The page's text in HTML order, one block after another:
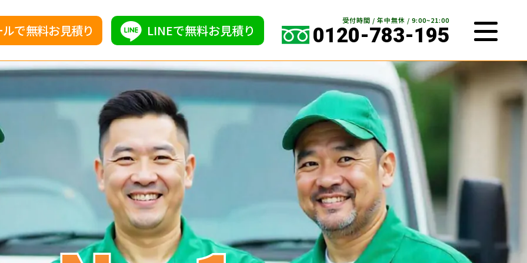
で無料お見積り LINEで無料お見積り
受付時間 / 年中無休 / 9:00~21:00
0120-783-195